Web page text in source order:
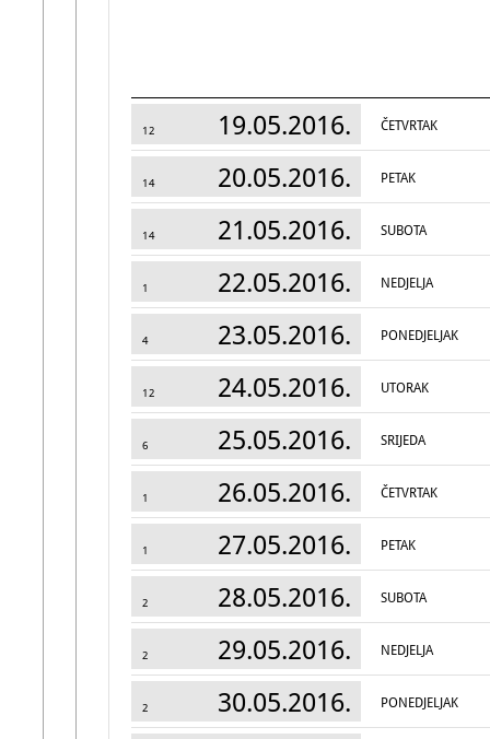
12 19.05.2016. ČETVRTAK
14 20.05.2016. PETAK
14 21.05.2016. SUBOTA
1 22.05.2016. NEDJELJA
4 23.05.2016. PONEDJELJAK
12 24.05.2016. UTORAK
6 25.05.2016. SRIJEDA
1 26.05.2016. ČETVRTAK
1 27.05.2016. PETAK
2 28.05.2016. SUBOTA
2 29.05.2016. NEDJELJA
2 30.05.2016. PONEDJELJAK